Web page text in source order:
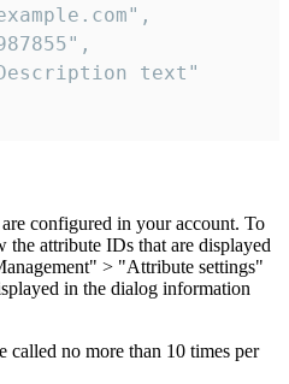
text"
configured in your account. To
the attribute IDs that are displayed
> "Attribute settings"
in the dialog information
no more than 10 times per